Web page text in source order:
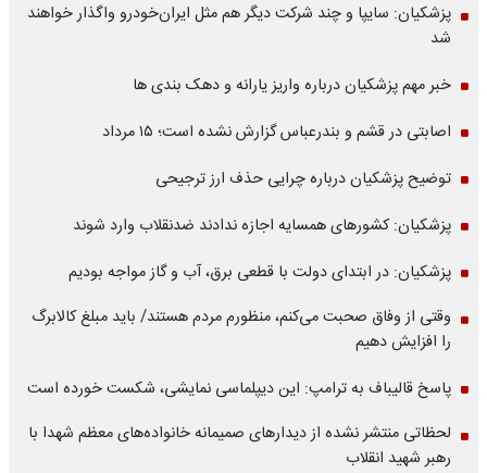
پزشکیان: سایپا و چند شرکت دیگر هم مثل ایران‌خودرو واگذار خواهند
شد
خبر مهم پزشکیان درباره واریز یارانه و دهک بندی ها
اصابتی در قشم و بندرعباس گزارش نشده است؛ ۱۵ مرداد
توضیح پزشکیان درباره چرایی حذف ارز ترجیحی
پزشکیان: کشورهای همسایه اجازه ندادند ضدنقلاب وارد شوند
پزشکیان: در ابتدای دولت با قطعی برق، آب و گاز مواجه بودیم
وقتی از وفاق صحبت می‌کنم، منظورم مردم هستند/ باید مبلغ کالابرگ
را افزایش دهیم
پاسخ قالیباف به ترامپ: این دیپلماسی نمایشی، شکست خورده است
لحظاتی منتشر نشده از دیدارهای صمیمانه خانواده‌های معظم شهدا با
رهبر شهید انقلاب